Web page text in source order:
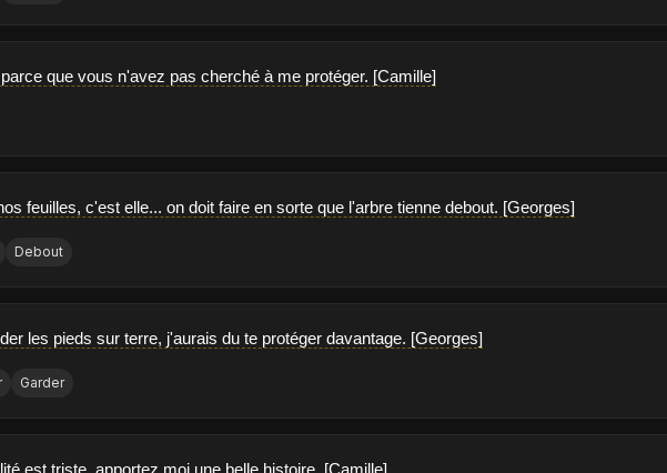
que vous n'avez pas cherché à me protéger. [Camille]
feuilles, c'est elle... on doit faire en sorte que l'arbre tienne debout. [Georges]
Debout
les pieds sur terre, j'aurais du te protéger davantage. [Georges]
Garder